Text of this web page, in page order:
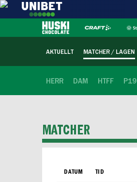
AKTUELLT MATCHER / LAGEN
HERR DAM HTFF P19
MATCHER
DATUM TID